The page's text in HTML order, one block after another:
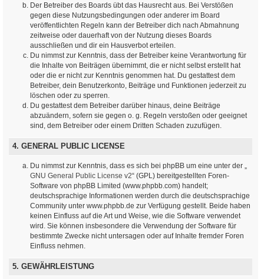
Der Betreiber des Boards übt das Hausrecht aus. Bei Verstößen
gegen diese Nutzungsbedingungen oder anderer im Board
veröffentlichten Regeln kann der Betreiber dich nach Abmahnung
zeitweise oder dauerhaft von der Nutzung dieses Boards
ausschließen und dir ein Hausverbot erteilen.
Du nimmst zur Kenntnis, dass der Betreiber keine Verantwortung für
die Inhalte von Beiträgen übernimmt, die er nicht selbst erstellt hat
oder die er nicht zur Kenntnis genommen hat. Du gestattest dem
Betreiber, dein Benutzerkonto, Beiträge und Funktionen jederzeit zu
löschen oder zu sperren.
Du gestattest dem Betreiber darüber hinaus, deine Beiträge
abzuändern, sofern sie gegen o. g. Regeln verstoßen oder geeignet
sind, dem Betreiber oder einem Dritten Schaden zuzufügen.
4. GENERAL PUBLIC LICENSE
Du nimmst zur Kenntnis, dass es sich bei phpBB um eine unter der „
GNU General Public License v2“ (GPL) bereitgestellten Foren-
Software von phpBB Limited (www.phpbb.com) handelt;
deutschsprachige Informationen werden durch die deutschsprachige
Community unter www.phpbb.de zur Verfügung gestellt. Beide haben
keinen Einfluss auf die Art und Weise, wie die Software verwendet
wird. Sie können insbesondere die Verwendung der Software für
bestimmte Zwecke nicht untersagen oder auf Inhalte fremder Foren
Einfluss nehmen.
5. GEWÄHRLEISTUNG